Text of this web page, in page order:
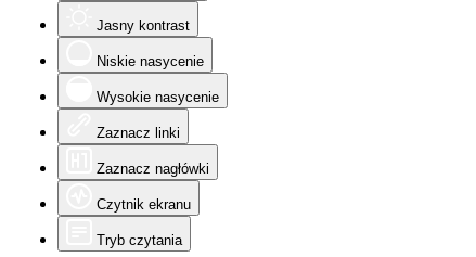
Jasny kontrast
Niskie nasycenie
Wysokie nasycenie
Zaznacz linki
Zaznacz nagłówki
Czytnik ekranu
Tryb czytania